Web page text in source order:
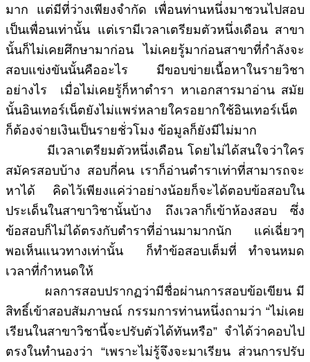
มาก แต่มีที่ว่างเพียงจำกัด เพื่อนท่านหนึ่งมาชวนไปสอบ
เป็นเพื่อนเท่านั้น แต่เรามีเวลาเตรียมตัวหนึ่งเดือน สาขา
นั้นก็ไม่เคยศึกษามาก่อน ไม่เคยรู้มาก่อนสาขาที่กำลังจะ
สอบแข่งขันนั้นคืออะไร มีขอบข่ายเนื้อหาในรายวิชา
อย่างไร เมื่อไม่เคยรู้ก็หาตำรา หาเอกสารมาอ่าน สมัย
นั้นอินเทอร์เน็ตยังไม่แพร่หลายใครอยากใช้อินเทอร์เน็ต
ก็ต้องจ่ายเงินเป็นรายชั่วโมง ข้อมูลก็ยังมีไม่มาก
มีเวลาเตรียมตัวหนึ่งเดือน โดยไม่ได้สนใจว่าใคร
สมัครสอบบ้าง สอบกี่คน เราก็อ่านตำราเท่าที่สามารถจะ
หาได้ คิดไว้เพียงแค่ว่าอย่างน้อยก็จะได้ตอบข้อสอบใน
ประเด็นในสาขาวิชานั้นบ้าง ถึงเวลาก็เข้าห้องสอบ ซึ่ง
ข้อสอบก็ไม่ได้ตรงกับตำราที่อ่านมามากนัก แค่เฉี่ยวๆ
พอเห็นแนวทางเท่านั้น ก็ทำข้อสอบเต็มที่ ทำจนหมด
เวลาที่กำหนดให้
ผลการสอบปรากฏว่ามีชื่อผ่านการสอบข้อเขียน มี
สิทธิ์เข้าสอบสัมภาษณ์ กรรมการท่านหนึ่งถามว่า “ไม่เคย
เรียนในสาขาวิชานี้จะปรับตัวได้ทันหรือ” จำได้ว่าคอบไป
ตรงในทำนองว่า “เพราะไม่รู้จึงจะมาเรียน ส่วนการปรับ